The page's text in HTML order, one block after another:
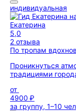
индивидуальная
Екатерина
5,0
2 отзыва
По тропам
Проникнуться
традициями
от
4900 ₽
за группу, 1–10